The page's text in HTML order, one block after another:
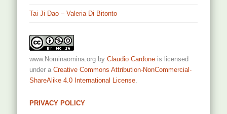
Tai Ji Dao – Valeria Di Bitonto
www.Nominaomina.org byClaudio Cardone is licensed
under aCreative Commons Attribution-NonCommercial-
ShareAlike 4.0 International License.
PRIVACY POLICY